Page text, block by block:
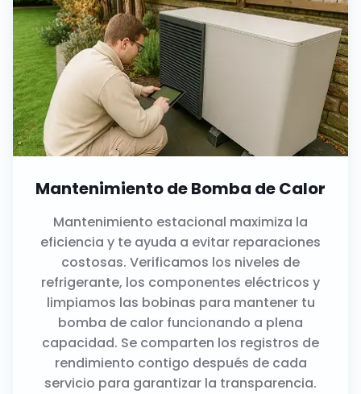
Mantenimiento de Bomba de Calor
Mantenimiento estacional maximiza la
eficiencia y te ayuda a evitar reparaciones
costosas. Verificamos los niveles de
refrigerante, los componentes eléctricos y
limpiamos las bobinas para mantener tu
bomba de calor funcionando a plena
capacidad. Se comparten los registros de
rendimiento contigo después de cada
servicio para garantizar la transparencia.